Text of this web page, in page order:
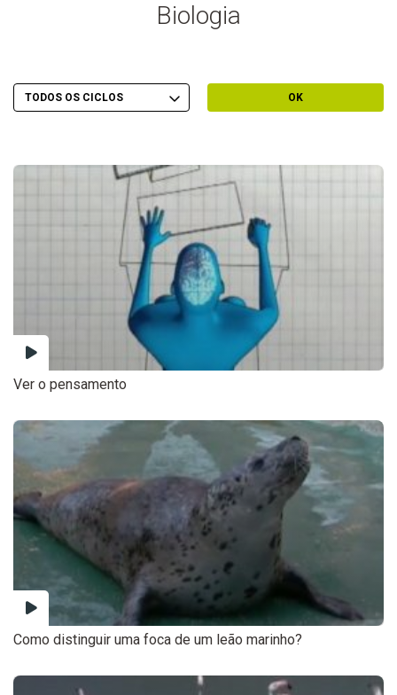
Biologia
Filtrar por Ciclo
Escolher Ciclo OK
Ver o pensamento
Como distinguir uma foca de um leão marinho?